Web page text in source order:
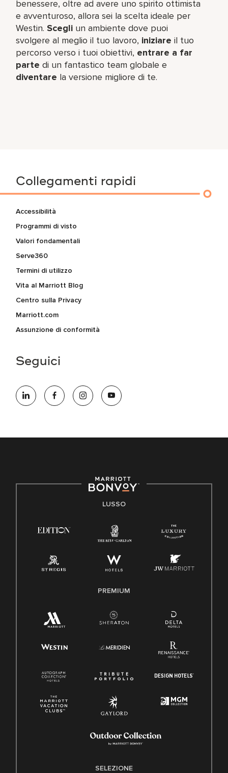
benessere, oltre ad avere uno spirito ottimista
e avventuroso, allora sei la scelta ideale per
Westin.Scegli un ambiente dove puoi
svolgere al meglio il tuo lavoro,​ iniziare il tuo
percorso verso i tuoi obiettivi, entrare a far
parte di un fantastico team​ globale e
diventare la versione migliore di te.
Collegamenti rapidi
Accessibilità
Programmi di visto
Valori fondamentali
Serve360
Termini di utilizzo
Vita al Marriott Blog
Centro sulla Privacy
Marriott.com
Assunzione di conformità
Seguici
LUSSO
PREMIUM
SELEZIONE